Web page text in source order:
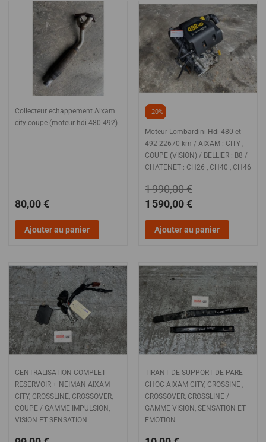
Collecteur echappement Aixam
city coupe (moteur hdi 480 492)
80,00 €
Ajouter au panier
- 20%
Moteur Lombardini Hdi 480 et
492 22670 km / AIXAM : CITY ,
COUPE (VISION) / BELLIER : B8 /
CHATENET : CH26 , CH40 , CH46
1 590,00 €
1 990,00 €
Ajouter au panier
CENTRALISATION COMPLET
RESERVOIR + NEIMAN AIXAM
CITY, CROSSLINE, CROSSOVER,
COUPE / GAMME IMPULSION,
VISION ET SENSATION
TIRANT DE SUPPORT DE PARE
CHOC AIXAM CITY, CROSSINE ,
CROSSOVER, CROSSLINE /
GAMME VISION, SENSATION ET
EMOTION